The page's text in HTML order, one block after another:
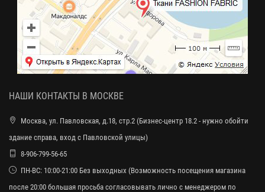
НАШИ КОНТАКТЫ В МОСКВЕ
Москва, ул. Павловская, д.18, стр.2 (Бизнес-центр 18.2 - нужно обойти
здание справа, вход с Павловской улицы)
8-906-799-56-65
ПН-ВС: 10:00-21:00 Без выходных (Возможность посещения магазина
после 20:00 большая просьба согласовывать лично с менеджером по